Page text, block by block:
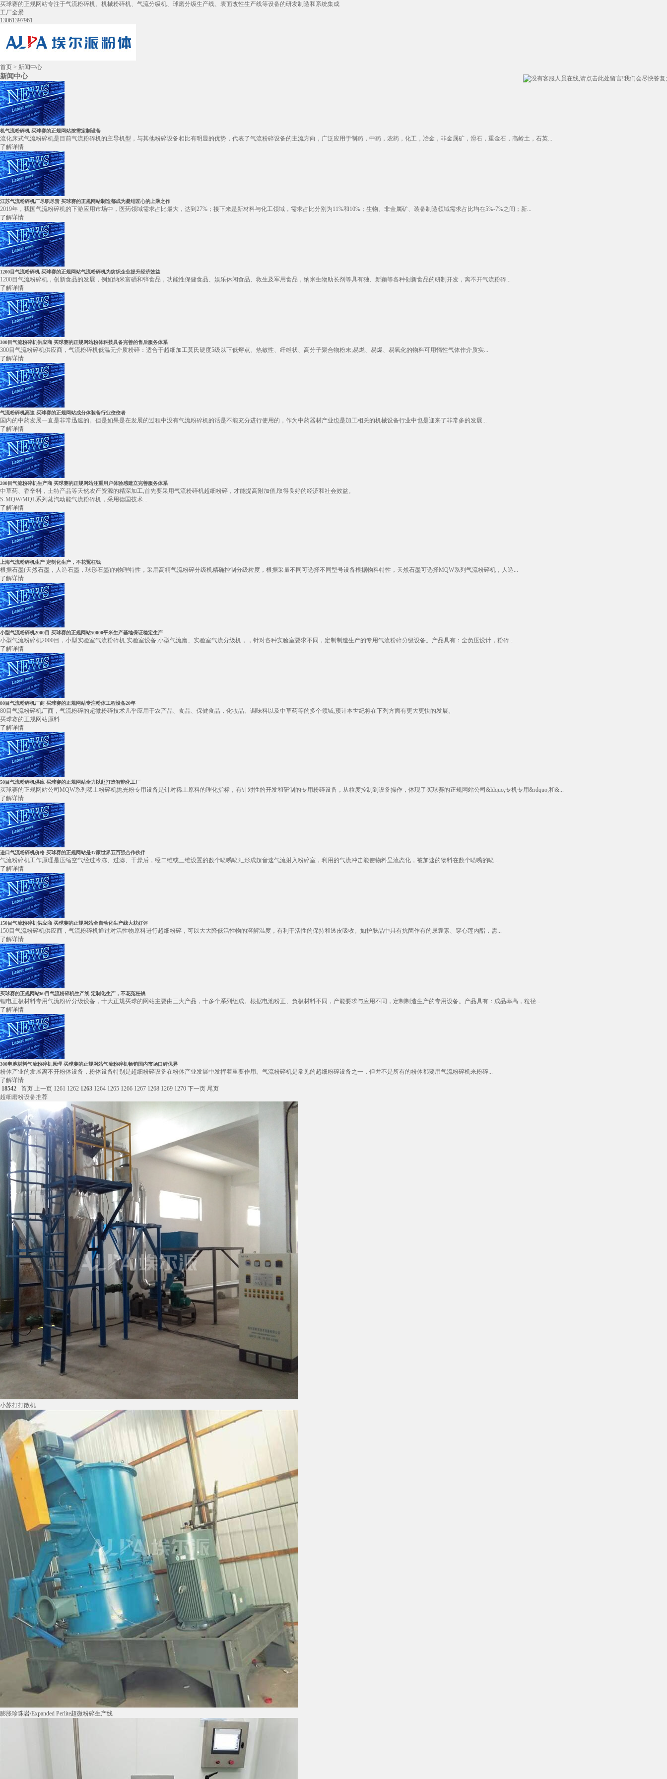
买球赛的正规网站专注于气流粉碎机、机械粉碎机、气流分级机、球磨分级生产线、表面改性生产线等设备的研发制造和系统集成
工厂全景
13061397961
首页 > 新闻中心
新闻中心
机气流粉碎机 买球赛的正规网站按需定制设备
流化床式气流粉碎机是目前气流粉碎机的主导机型，与其他粉碎设备相比有明显的优势，代表了气流粉碎设备的主流方向，广泛应用于制药，中药，农药，化工，冶金，非金属矿，滑石，重金石，高岭土，石英...
了解详情
江苏气流粉碎机厂尽职尽责 买球赛的正规网站制造都成为凝结匠心的上乘之作
2019年，我国气流粉碎机的下游应用市场中，医药领域需求占比最大，达到27%；接下来是新材料与化工领域，需求占比分别为11%和10%；生物、非金属矿、装备制造领域需求占比均在5%-7%之间；新...
了解详情
1200目气流粉碎机 买球赛的正规网站气流粉碎机为纺织企业提升经济效益
1200目气流粉碎机，创新食品的发展，例如纳米富硒和锌食品，功能性保健食品、娱乐休闲食品、救生及军用食品，纳米生物助长剂等具有独、新颖等各种创新食品的研制开发，离不开气流粉碎...
了解详情
300目气流粉碎机供应商 买球赛的正规网站粉体科技具备完善的售后服务体系
300目气流粉碎机供应商，气流粉碎机低温无介质粉碎：适合于超细加工莫氏硬度5级以下低熔点、热敏性、纤维状、高分子聚合物粉末;易燃、易爆、易氧化的物料可用惰性气体作介质实...
了解详情
气流粉碎机高速 买球赛的正规网站成分体装备行业佼佼者
国内的中药发展一直是非常迅速的。但是如果是在发展的过程中没有气流粉碎机的话是不能充分进行使用的，作为中药器材产业也是加工相关的机械设备行业中也是迎来了非常多的发展...
了解详情
200目气流粉碎机生产商 买球赛的正规网站注重用户体验感建立完善服务体系
中草药、香辛料，土特产品等天然农产资源的精深加工,首先要采用气流粉碎机超细粉碎，才能提高附加值,取得良好的经济和社会效益。
S-MQW/MQL系列蒸汽动能气流粉碎机，采用德国技术...
了解详情
上海气流粉碎机生产 定制化生产，不花冤枉钱
根据石墨(天然石墨，人造石墨，球形石墨)的物理特性，采用高精气流粉碎分级机精确控制分级粒度，根据采量不同可选择不同型号设备根据物料特性，天然石墨可选择MQW系列气流粉碎机，人造...
了解详情
小型气流粉碎机2000目 买球赛的正规网站50000平米生产基地保证稳定生产
小型气流粉碎机2000目，小型实验室气流粉碎机,实验室设备,小型气流磨、实验室气流分级机，，针对各种实验室要求不同，定制制造生产的专用气流粉碎分级设备。产品具有：全负压设计，粉碎...
了解详情
80目气流粉碎机厂商 买球赛的正规网站专注粉体工程设备20年
80目气流粉碎机厂商，气流粉碎的超微粉碎技术几乎应用于农产品、食品、保健食品，化妆品、调味料以及中草药等的多个领域,预计本世纪将在下列方面有更大更快的发展。
买球赛的正规网站原料...
了解详情
50目气流粉碎机供应 买球赛的正规网站全力以赴打造智能化工厂
买球赛的正规网站公司MQW系列稀土粉碎机抛光粉专用设备是针对稀土原料的理化指标，有针对性的开发和研制的专用粉碎设备，从粒度控制到设备操作，体现了买球赛的正规网站公司&ldquo;专机专用&rdquo;和&...
了解详情
进口气流粉碎机价格 买球赛的正规网站是37家世界五百强合作伙伴
气流粉碎机工作原理是压缩空气经过冷冻、过滤、干燥后，经二维或三维设置的数个喷嘴喷汇形成超音速气流射入粉碎室，利用的气流冲击能使物料呈流态化，被加速的物料在数个喷嘴的喷...
了解详情
150目气流粉碎机供应商 买球赛的正规网站全自动化生产线大获好评
150目气流粉碎机供应商，气流粉碎机通过对活性物原料进行超细粉碎，可以大大降低活性物的溶解温度，有利于活性的保持和透皮吸收。如护肤品中具有抗菌作有的尿囊素、穿心莲内酯，需...
了解详情
买球赛的正规网站60目气流粉碎机生产线 定制化生产，不花冤枉钱
锂电正极材料专用气流粉碎分级设备，十大正规买球的网站主要由三大产品，十多个系列组成。根据电池粉正、负极材料不同，产能要求与应用不同，定制制造生产的专用设备。产品具有：成品率高，粒径...
了解详情
300电池材料气流粉碎机原理 买球赛的正规网站气流粉碎机畅销国内市场口碑优异
粉体产业的发展离不开粉体设备，粉体设备特别是超细粉碎设备在粉体产业发展中发挥着重要作用。气流粉碎机是常见的超细粉碎设备之一，但并不是所有的粉体都要用气流粉碎机来粉碎...
了解详情
18542
首页 上一页 1261 1262 1263 1264 1265 1266 1267 1268 1269 1270 下一页 尾页
超细磨粉设备推荐
小苏打打散机
膨胀珍珠岩/Expanded Perlite超微粉碎生产线